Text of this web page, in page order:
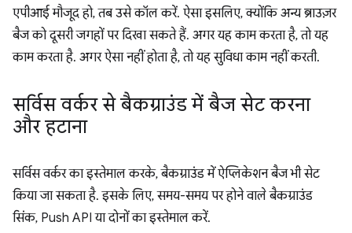
एपीआई मौजूद हो, तब उसे कॉल करें. ऐसा इसलिए, क्योंकि अन्य ब्राउज़र
बैज को दूसरी जगहों पर दिखा सकते हैं. अगर यह काम करता है, तो यह
काम करता है. अगर ऐसा नहीं होता है, तो यह सुविधा काम नहीं करती.
सर्विस वर्कर से बैकग्राउंड में बैज सेट करना
और हटाना
सर्विस वर्कर का इस्तेमाल करके, बैकग्राउंड में ऐप्लिकेशन बैज भी सेट
किया जा सकता है. इसके लिए, समय-समय पर होने वाले बैकग्राउंड
सिंक, Push API या दोनों का इस्तेमाल करें.